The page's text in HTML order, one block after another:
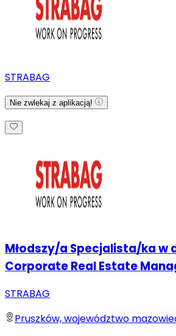
STRABAG
Nie zwlekaj z aplikacją!
Młodszy/a Specjalista/ka w
Corporate Real Estate
STRABAG
Pruszków, województwo